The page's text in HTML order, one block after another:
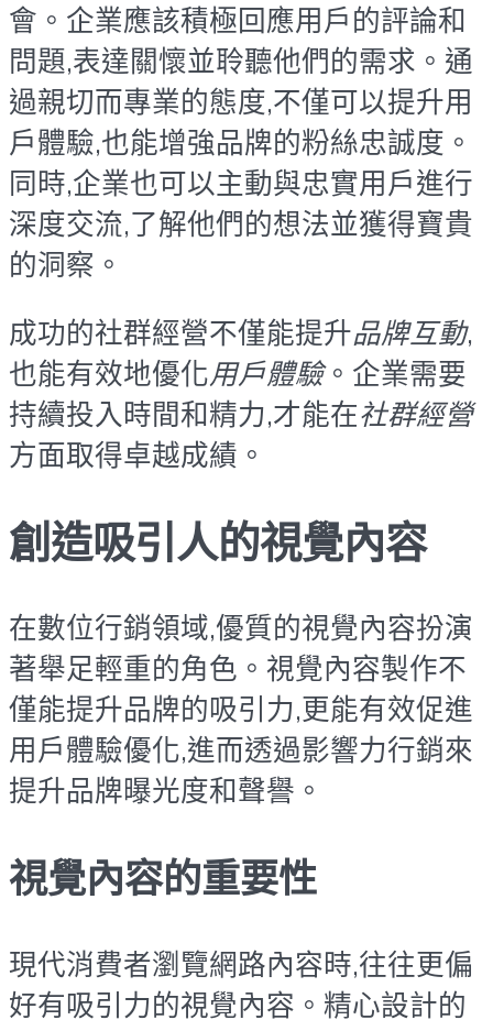
會。企業應該積極回應用戶的評論和
問題,表達關懷並聆聽他們的需求。通
過親切而專業的態度,不僅可以提升用
戶體驗,也能增強品牌的粉絲忠誠度。
同時,企業也可以主動與忠實用戶進行
深度交流,了解他們的想法並獲得寶貴
的洞察。
成功的社群經營不僅能提升品牌互動,
也能有效地優化用戶體驗。企業需要
持續投入時間和精力,才能在社群經營
方面取得卓越成績。
創造吸引人的視覺內容
在數位行銷領域,優質的視覺內容扮演
著舉足輕重的角色。視覺內容製作不
僅能提升品牌的吸引力,更能有效促進
用戶體驗優化,進而透過影響力行銷來
提升品牌曝光度和聲譽。
視覺內容的重要性
現代消費者瀏覽網路內容時,往往更偏
好有吸引力的視覺內容。精心設計的